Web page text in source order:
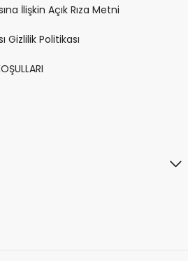
İlişkin Açık Rıza Metni
Gizlilik Politikası